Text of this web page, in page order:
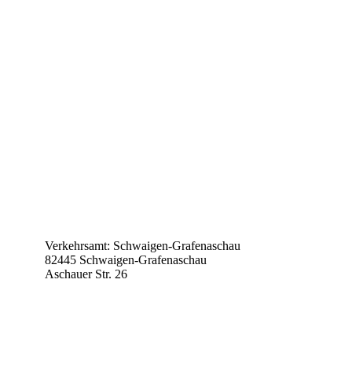
Verkehrsamt: Schwaigen-Grafenaschau
82445 Schwaigen-Grafenaschau
Aschauer Str. 26